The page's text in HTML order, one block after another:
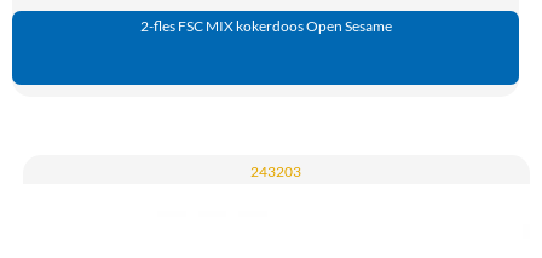
2-fles FSC MIX kokerdoos Open Sesame
243203